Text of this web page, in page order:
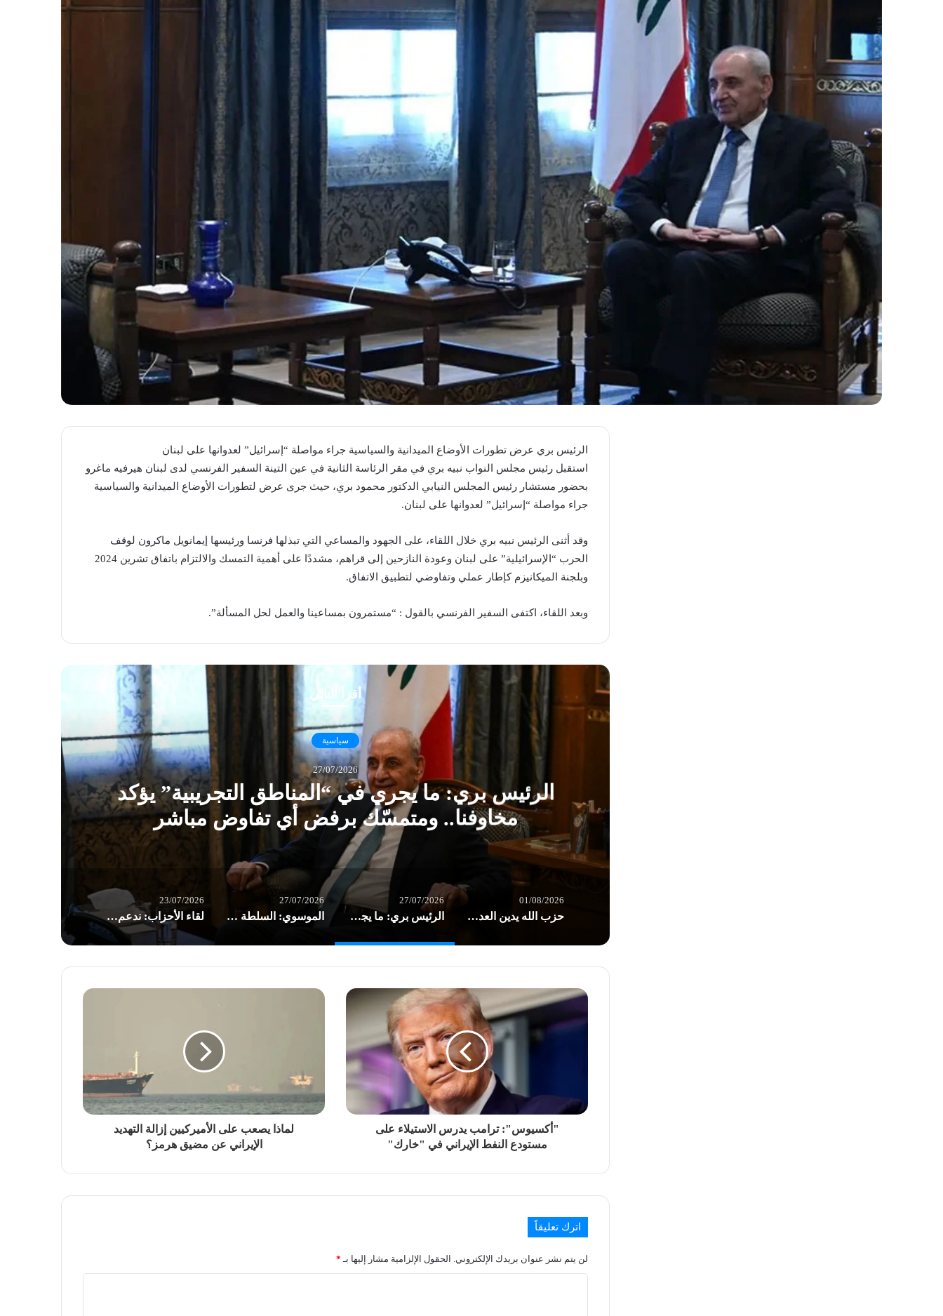
الرئيس بري عرض تطورات الأوضاع الميدانية والسياسية جراء مواصلة “إسرائيل” لعدوانها على لبنان
استقبل رئيس مجلس النواب نبيه بري في مقر الرئاسة الثانية في عين التينة السفير الفرنسي لدى لبنان هيرفيه ماغرو
بحضور مستشار رئيس المجلس النيابي الدكتور محمود بري، حيث جرى عرض لتطورات الأوضاع الميدانية والسياسية
جراء مواصلة “إسرائيل” لعدوانها على لبنان.
وقد أثنى الرئيس نبيه بري خلال اللقاء، على الجهود والمساعي التي تبذلها فرنسا ورئيسها إيمانويل ماكرون لوقف
الحرب “الإسرائيلية” على لبنان وعودة النازحين إلى قراهم، مشددًا على أهمية التمسك والالتزام باتفاق تشرين 2024
وبلجنة الميكانيزم كإطار عملي وتفاوضي لتطبيق الاتفاق.
وبعد اللقاء، اكتفى السفير الفرنسي بالقول : “مستمرون بمساعينا والعمل لحل المسألة”.
أقرأ التالي
سياسية
27/07/2026
الرئيس بري: ما يجري في “المناطق التجريبية” يؤكد
مخاوفنا.. ومتمسّك برفض أي تفاوض مباشر
01/08/2026
حزب الله يدين العدوان الأميركي على العراق: تداعياته بالغة الخطورة على المنطقة بأسرها
27/07/2026
الرئيس بري: ما يجري في “المناطق التجريبية” يؤكد مخاوفنا.. ومتمسّك برفض أي تفاوض مباشر
27/07/2026
الموسوي: السلطة التنفيذية في لبنان تغطي العدو وتزور الحقائق
23/07/2026
لقاء الأحزاب: ندعم إجراءات اليمن في إنهاء الحصار الجائر والرد بالمثل
"أكسيوس": ترامب يدرس الاستيلاء على
مستودع النفط الإيراني في "خارك"
لماذا يصعب على الأميركيين إزالة التهديد
الإيراني عن مضيق هرمز؟
اترك تعليقاً
لن يتم نشر عنوان بريدك الإلكتروني. الحقول الإلزامية مشار إليها بـ *